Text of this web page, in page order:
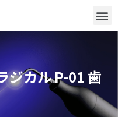
ジカル P-01 歯